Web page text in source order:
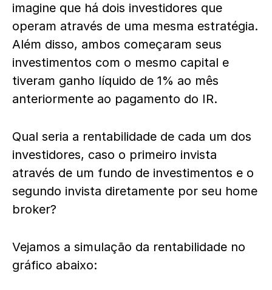
imagine que há dois investidores que
operam através de uma mesma estratégia.
Além disso, ambos começaram seus
investimentos com o mesmo capital e
tiveram ganho líquido de 1% ao mês
anteriormente ao pagamento do IR.
Qual seria a rentabilidade de cada um dos
investidores, caso o primeiro invista
através de um fundo de investimentos e o
segundo invista diretamente por seu home
broker?
Vejamos a simulação da rentabilidade no
gráfico abaixo: